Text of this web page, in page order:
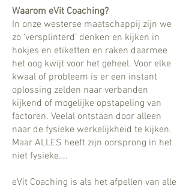
Waarom eVit Coaching?
In onze westerse maatschappij zijn we
zo ‘versplinterd’ denken en kijken in
hokjes en etiketten en raken daarmee
het oog kwijt voor het geheel. Voor elke
kwaal of probleem is er een instant
oplossing zelden naar verbanden
kijkend of mogelijke opstapeling van
factoren. Veelal ontstaan door alleen
naar de fysieke werkelijkheid te kijken.
Maar ALLES heeft zijn oorsprong in het
niet fysieke….
eVit Coaching is als het afpellen van alle